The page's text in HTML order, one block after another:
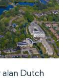
alan Dutch